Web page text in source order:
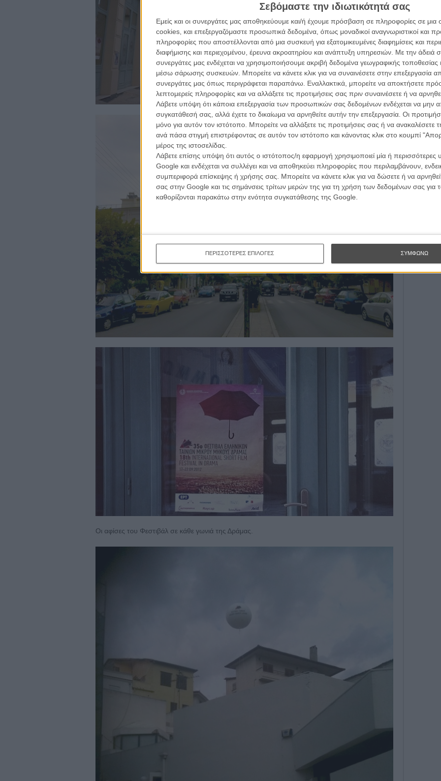
Σεβόμαστε την ιδιωτικότητά σας
Εμείς και οι συνεργάτες μας αποθηκεύουμε και/ή έχουμε πρόσβαση σε πληροφορίες σε
cookies, και επεξεργαζόμαστε προσωπικά δεδομένα, όπως μοναδικοί αναγνωριστικοί και
πληροφορίες που αποστέλλονται από μια συσκευή για εξατομικευμένες διαφημίσεις και
διαφήμισης και περιεχομένου, έρευνα ακροατηρίου και ανάπτυξη υπηρεσιών. Με την άδειά
συνεργάτες μας ενδέχεται να χρησιμοποιήσουμε ακριβή δεδομένα γεωγραφικής τοποθεσίας
μέσω σάρωσης συσκευών. Μπορείτε να κάνετε κλικ για να συναινέσετε στην επεξεργασία
συνεργάτες μας όπως περιγράφεται παραπάνω. Εναλλακτικά, μπορείτε να αποκτήσετε
λεπτομερείς πληροφορίες και να αλλάξετε τις προτιμήσεις σας πριν συναινέσετε ή να
Λάβετε υπόψη ότι κάποια επεξεργασία των προσωπικών σας δεδομένων ενδέχεται να μην
συγκατάθεσή σας, αλλά έχετε το δικαίωμα να αρνηθείτε αυτήν την επεξεργασία. Οι
μόνο για αυτόν τον ιστότοπο. Μπορείτε να αλλάξετε τις προτιμήσεις σας ή να ανακαλέσετε
ανά πάσα στιγμή επιστρέφοντας σε αυτόν τον ιστότοπο και κάνοντας κλικ στο κουμπί
μέρος της ιστοσελίδας.
Λάβετε επίσης υπόψη ότι αυτός ο ιστότοπος/η εφαρμογή χρησιμοποιεί μία ή περισσότερες
Google και ενδέχεται να συλλέγει και να αποθηκεύει πληροφορίες που περιλαμβάνουν,
συμπεριφορά επίσκεψης ή χρήσης σας. Μπορείτε να κάνετε κλικ για να δώσετε ή να
σας στην Google και τις σημάνσεις τρίτων μερών της για τη χρήση των δεδομένων σας
καθορίζονται παρακάτω στην ενότητα συγκατάθεσης της Google.
ΠΕΡΙΣΣΟΤΕΡΕΣ ΕΠΙΛΟΓΕΣ ΣΥΜΦΩΝΩ
Οι αφίσες του Φεστιβάλ σε κάθε γωνιά της Δράμας.
Ο
10
τον
Εγγράψου
Θέλω
για να τα βλέπεις όλα σινεμά...
Η κινηματογραφική εβδομάδα
με τον τρόπο του flix
το newsletterτου flix, στο inbox σου
κινηματογραφικές ειδήσεις | νέες ταινίες | πρόγραμμα αιθουσών για όλη την Ελλάδα |
κριτικές | συνεντεύξεις | απόψεις | αφιερώματα | διαγωνισμοί
ΕΓΓΡΑΦΗ